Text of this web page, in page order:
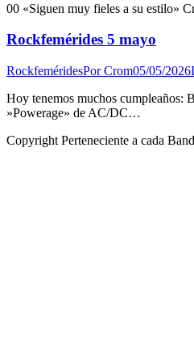
00 «Siguen muy fieles a su estilo»
Rockfemérides 5 mayo
RockfeméridesPorCrom05/05/2026
Hoy tenemos muchos cumpleaños:
»Powerage» de AC/DC…
Copyright Perteneciente a cada